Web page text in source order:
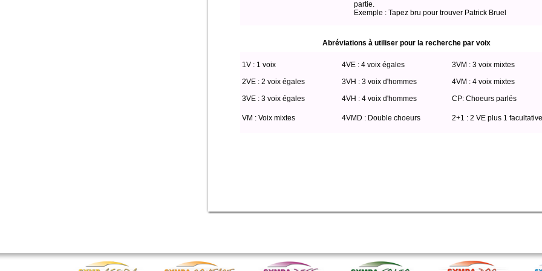
partie.
Exemple : Tapez bru pour trouver Patrick Bruel
Abréviations à utiliser pour la recherche par voix
1V : 1 voix 4VE : 4 voix égales
3VM : 3 voix mixtes
2VE : 2 voix égales
3VH : 3 voix d'hommes
4VM : 4 voix mixtes
3VE : 3 voix égales
4VH : 4 voix d'hommes CP: Choeurs parlés
VM : Voix mixtes 4VMD : Double choeurs 2+1 : 2 VE plus 1 facultative